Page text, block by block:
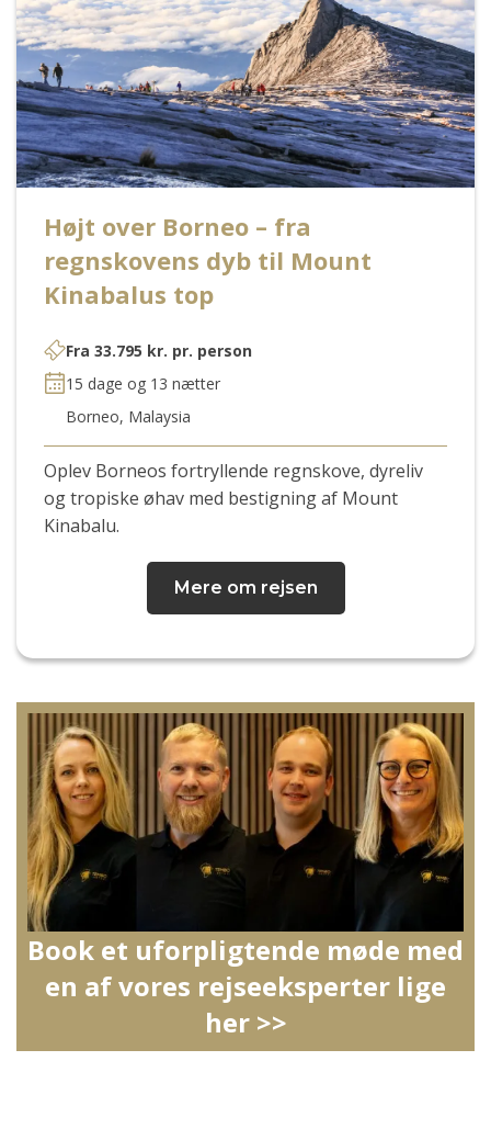
Højt over Borneo – fra
regnskovens dyb til Mount
Kinabalus top
Fra 33.795 kr. pr. person
15 dage og 13 nætter
Borneo, Malaysia
Oplev Borneos fortryllende regnskove, dyreliv
og tropiske øhav med bestigning af Mount
Kinabalu.
Mere om rejsen
Book et uforpligtende møde med
en af vores rejseeksperter lige
her >>